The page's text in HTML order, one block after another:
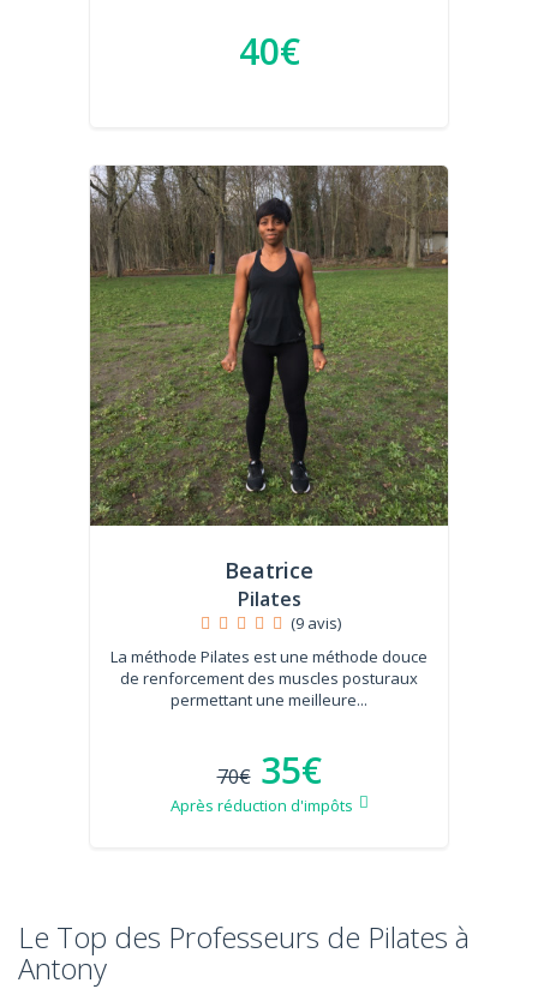
40€
Beatrice
Pilates
(9 avis)
La méthode Pilates est une méthode douce
de renforcement des muscles posturaux
permettant une meilleure...
70€ 35€
Après réduction d'impôts
Le Top des Professeurs de Pilates à
Antony